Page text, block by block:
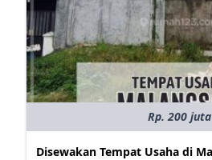
Rp. 200 juta
Disewakan Tempat Usaha di